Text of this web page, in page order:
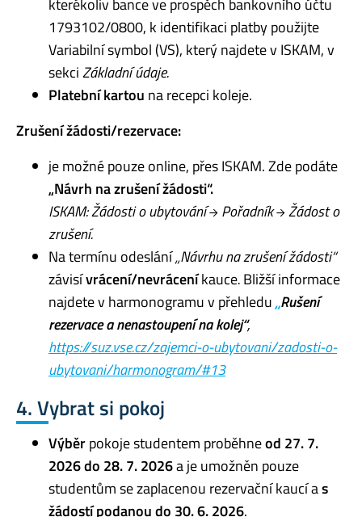
kterékoliv bance ve prospěch bankovního účtu
1793102/0800, k identifikaci platby použijte
Variabilní symbol (VS), který najdete v ISKAM, v
sekciZákladní údaje.
Platební kartou na recepci koleje.
Zrušení žádosti/rezervace:
je možné pouze online, přes ISKAM. Zde podáte
„Návrh na zrušení žádosti“.
ISKAM: Žádosti o ubytování → Pořadník → Žádost o
zrušení.
Na termínu odeslání„Návrhu na zrušení žádosti“
závisívrácení/nevráceníkauce.Bližší informace
najdete v harmonogramu v přehledu„Rušení
rezervace a nenastoupení na kolej“,
https://suz.vse.cz/zajemci-o-ubytovani/zadosti-o-
ubytovani/harmonogram/#13
4. Vybrat si pokoj
Výběrpokoje studentem proběhneod 27. 7.
2026 do 28. 7. 2026a je umožněn pouze
studentům se zaplacenou rezervační kaucí as
žádostí podanou do 30. 6. 2026.